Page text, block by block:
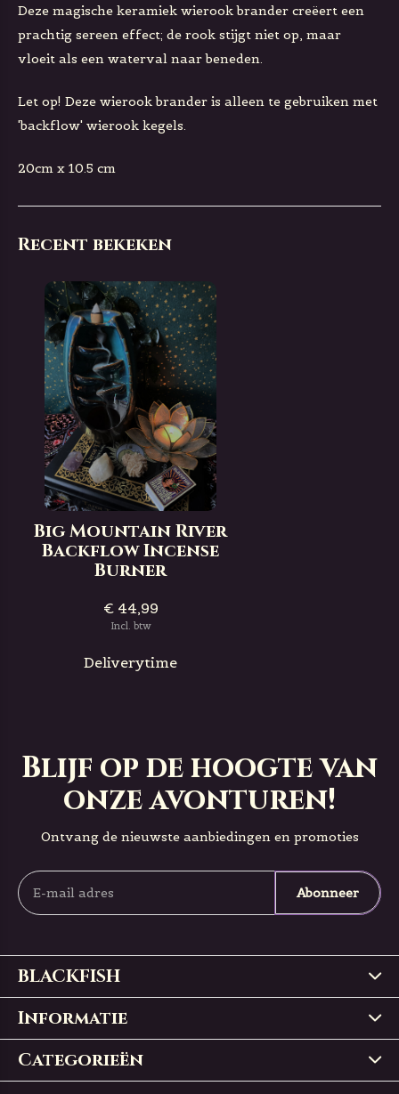
Deze magische keramiek wierook brander creëert een
prachtig sereen effect; de rook stijgt niet op, maar
vloeit als een waterval naar beneden.
Let op! Deze wierook brander is alleen te gebruiken met
'backflow' wierook kegels.
20cm x 10.5 cm
Recent bekeken
Big Mountain River
Backflow Incense
Burner
€ 44,99
Incl. btw
Deliverytime
Blijf op de hoogte van
onze avonturen!
Ontvang de nieuwste aanbiedingen en promoties
Abonneer
BLACKFISH
Informatie
Categorieën